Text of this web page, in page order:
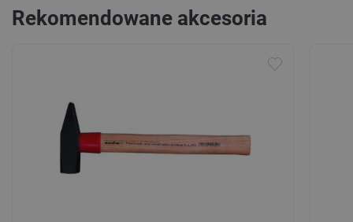
Rekomendowane akcesoria